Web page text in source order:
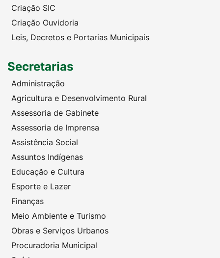
Criação SIC
Criação Ouvidoria
Leis, Decretos e Portarias Municipais
Secretarias
Administração
Agricultura e Desenvolvimento Rural
Assessoria de Gabinete
Assessoria de Imprensa
Assistência Social
Assuntos Indígenas
Educação e Cultura
Esporte e Lazer
Finanças
Meio Ambiente e Turismo
Obras e Serviços Urbanos
Procuradoria Municipal